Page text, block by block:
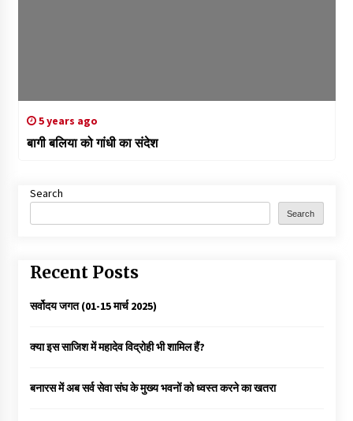
5 years ago
बागी बलिया को गांधी का संदेश
Search
Search
Recent Posts
सर्वोदय जगत (01-15 मार्च 2025)
क्या इस साजिश में महादेव विद्रोही भी शामिल हैं?
बनारस में अब सर्व सेवा संघ के मुख्य भवनों को ध्वस्त करने का खतरा